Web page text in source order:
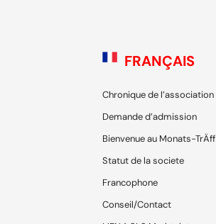
FRANÇAIS
Chronique de l’association
Demande d’admission
Bienvenue au Monats-TrÄff
Statut de la societe
Francophone
Conseil/Contact